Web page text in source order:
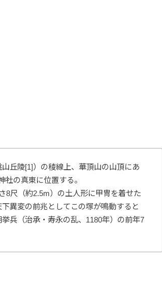
丘陵[1]）の稜線上、華頂山の山頂にあ
の真東に位置する。
8尺（約2.5m）の土人形に甲冑を着せた
異変の前兆としてこの塚が鳴動すると
兵（治承・寿永の乱、1180年）の前年7